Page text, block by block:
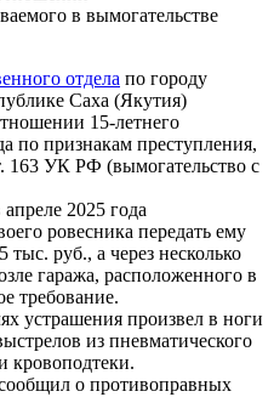
в вымогательстве
отдела по городу
Саха (Якутия)
15-летнего
по признакам преступления,
163 УК РФ (вымогательство с
2025 года
ровесника передать ему
тыс. руб., а через несколько
гаража, расположенного в
требование.
устрашения произвел в ноги
из пневматического
кровоподтеки.
о противоправных